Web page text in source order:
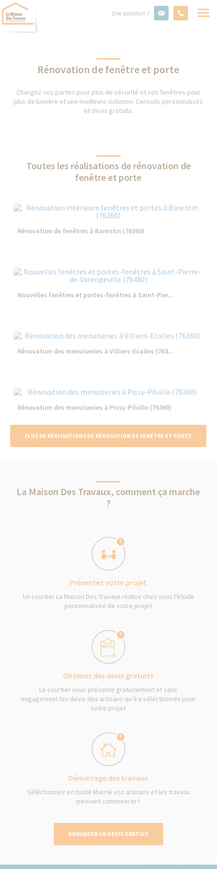
Une question ?
Rénovation de fenêtre et porte
Changez vos portes pour plus de sécurité et vos fenêtres pour
plus de lumière et une meilleure isolation. Conseils personnalisés
et devis gratuits.
Toutes les réalisations de rénovation de
fenêtre et porte
Rénovation de fenêtres à Barentin (76360)
Nouvelles fenêtres et portes-fenêtres à Saint-Pier...
Rénovation des menuiseries à Villiers-Ecalles (763...
Rénovation des menuiseries à Pissy-Pôville (76360)
PLUS DE RÉALISATIONS DE RÉNOVATION DE FENÊTRE ET PORTE
La Maison Des Travaux, comment ça marche
?
1
Présentez votre projet
Un courtier La Maison Des Travaux réalise chez vous l’étude
personnalisée de votre projet
2
Obtenez des devis gratuits
Le courtier vous présente gratuitement et sans
engagement les devis des artisans qu’il a séléctionnés pour
votre projet
3
Démarrage des travaux
Séléctionnez en toute liberté vos artisans et les travaux
peuvent commencer !
DEMANDER UN DEVIS GRATUIT